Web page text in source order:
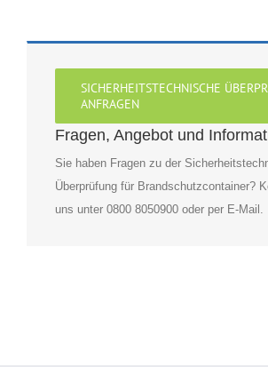
SICHERHEITSTECHNISCHE
ANFRAGEN
Fragen, Angebot und
Sie haben Fragen zu der
Überprüfung für Brandschutzcontainer?
uns unter 0800 8050900 oder per E-Mail.